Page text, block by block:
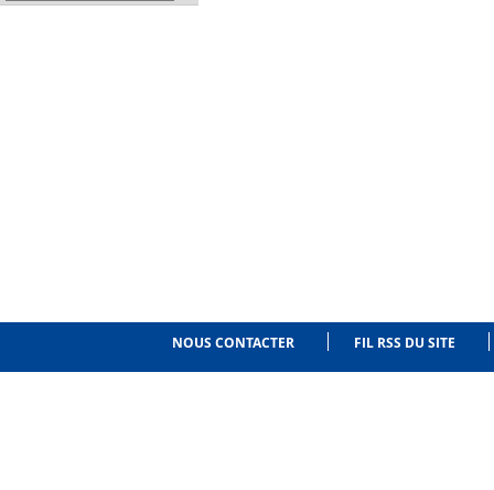
NOUS CONTACTER FIL RSS DU SITE